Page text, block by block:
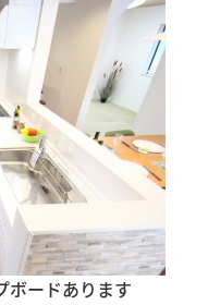
ボードあります